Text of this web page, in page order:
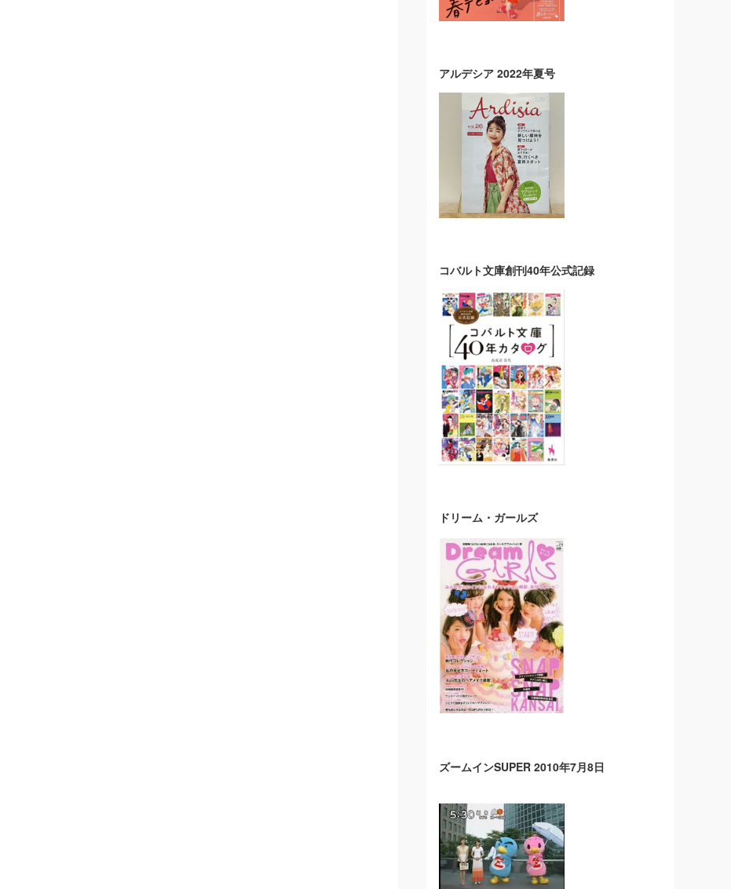
アルデシア 2022年夏号
コバルト文庫創刊40年公式記録
ドリーム・ガールズ
ズームインSUPER 2010年7月8日